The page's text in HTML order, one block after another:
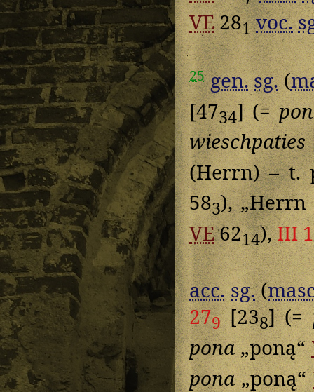
VE281 voc.
25 gen.sg.(
[4734] (=
wieschpaties
(Herrn) – t.
583),
VE6214),III
acc. sg.(
279[238] (=
pona„poną“
pona„poną“